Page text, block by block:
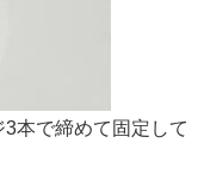
本で締めて固定して